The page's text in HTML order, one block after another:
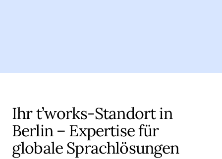
Ihr t’works-Standort in
Berlin – Expertise für
globale Sprachlösungen